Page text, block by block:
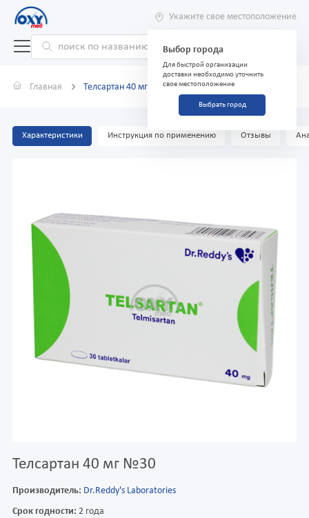
Укажите свое местоположение
Выбор города
Для быстрой организации
доставки необходимо уточнить
свое местоположение
Выбрать город
Главная Телсартан 40 мг №30
Характеристики Инструкция по применению Отзывы
Телсартан 40 мг №30
Производитель: Dr.Reddy's Laboratories
Срок годности: 2 года